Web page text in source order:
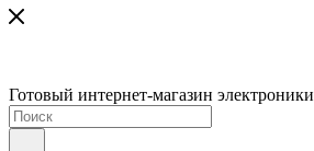
Готовый интернет-магазин электроники